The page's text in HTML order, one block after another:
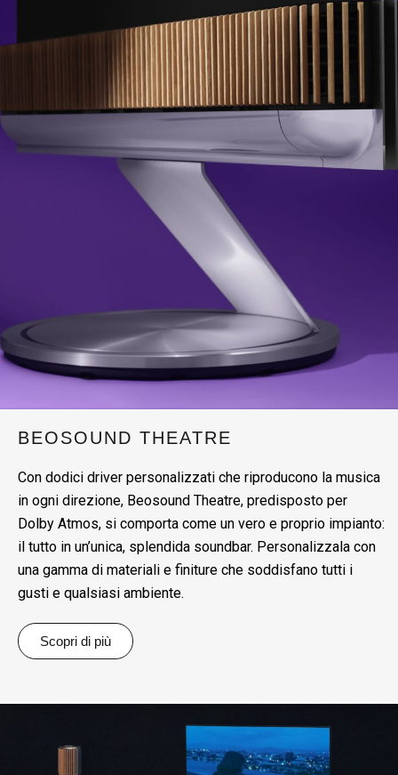
BEOSOUND THEATRE
Con dodici driver personalizzati che riproducono la musica
in ogni direzione, Beosound Theatre, predisposto per
Dolby Atmos, si comporta come un vero e proprio impianto:
il tutto in un’unica, splendida soundbar. Personalizzala con
una gamma di materiali e finiture che soddisfano tutti i
gusti e qualsiasi ambiente.
Scopri di più